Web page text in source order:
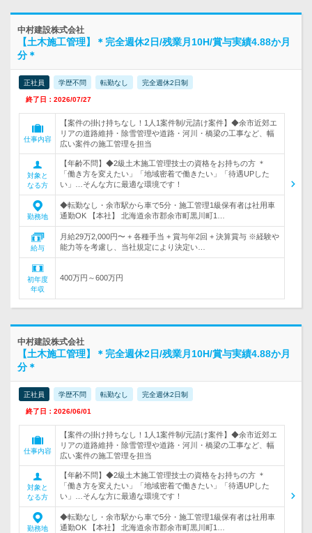
中村建設株式会社
【土木施工管理】＊完全週休2日/残業月10H/賞与実績4.88か月
分＊
正社員 学歴不問 転勤なし 完全週休2日制
終了日：2026/07/27
仕事内容
【案件の掛け持ちなし！1人1案件制/元請け案件】◆余市近郊エ
リアの道路維持・除雪管理や道路・河川・橋梁の工事など、幅
広い案件の施工管理を担当
対象と
なる方
【年齢不問】◆2級土木施工管理技士の資格をお持ちの方 ＊
「働き方を変えたい」「地域密着で働きたい」「待遇UPした
い」…そんな方に最適な環境です！
勤務地
◆転勤なし・余市駅から車で5分・施工管理1級保有者は社用車
通勤OK 【本社】 北海道余市郡余市町黒川町1…
給与
月給29万2,000円〜 + 各種手当 + 賞与年2回 + 決算賞与 ※経験や
能力等を考慮し、当社規定により決定い…
初年度
年収
400万円～600万円
中村建設株式会社
【土木施工管理】＊完全週休2日/残業月10H/賞与実績4.88か月
分＊
正社員 学歴不問 転勤なし 完全週休2日制
終了日：2026/06/01
仕事内容
【案件の掛け持ちなし！1人1案件制/元請け案件】◆余市近郊エ
リアの道路維持・除雪管理や道路・河川・橋梁の工事など、幅
広い案件の施工管理を担当
対象と
なる方
【年齢不問】◆2級土木施工管理技士の資格をお持ちの方 ＊
「働き方を変えたい」「地域密着で働きたい」「待遇UPした
い」…そんな方に最適な環境です！
勤務地
◆転勤なし・余市駅から車で5分・施工管理1級保有者は社用車
通勤OK 【本社】 北海道余市郡余市町黒川町1…